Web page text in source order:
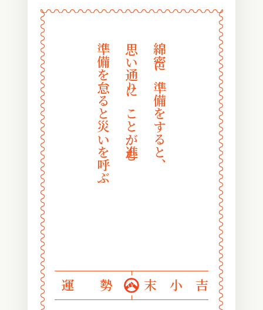
綿密に準備をすると、
思い通りにことが進む
準備を怠ると災いを呼ぶ
運勢 末小吉
〰〰〰〰〰〰〰〰〰〰〰〰〰
〰
〰
〰
〰
〰
〰
〰
〰
〰
〰
〰
〰
〰
〰
〰
〰
〰
〰
〰
〰
〰
〰
〰
〰
〰
〰
〰
〰
〰
〰
〰
〰
〰
〰
〰
〰
〰
〰